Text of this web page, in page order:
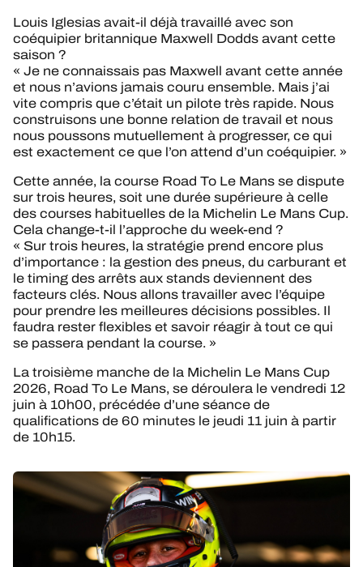
Louis Iglesias avait-il déjà travaillé avec son
coéquipier britannique Maxwell Dodds avant cette
saison ?
« Je ne connaissais pas Maxwell avant cette année
et nous n’avions jamais couru ensemble. Mais j’ai
vite compris que c’était un pilote très rapide. Nous
construisons une bonne relation de travail et nous
nous poussons mutuellement à progresser, ce qui
est exactement ce que l’on attend d’un coéquipier. »
Cette année, la course Road To Le Mans se dispute
sur trois heures, soit une durée supérieure à celle
des courses habituelles de la Michelin Le Mans Cup.
Cela change-t-il l’approche du week-end ?
« Sur trois heures, la stratégie prend encore plus
d’importance : la gestion des pneus, du carburant et
le timing des arrêts aux stands deviennent des
facteurs clés. Nous allons travailler avec l’équipe
pour prendre les meilleures décisions possibles. Il
faudra rester flexibles et savoir réagir à tout ce qui
se passera pendant la course. »
La troisième manche de la Michelin Le Mans Cup
2026, Road To Le Mans, se déroulera le vendredi 12
juin à 10h00, précédée d’une séance de
qualifications de 60 minutes le jeudi 11 juin à partir
de 10h15.